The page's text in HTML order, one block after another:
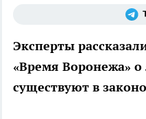
Эксперты
«Время Воронежа» о
существуют в